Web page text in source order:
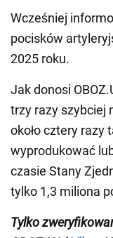
Wcześniej
pocisków
2025 roku.
Jak donosi
trzy razy szybciej
około cztery razy
wyprodukować
czasie Stany
tylko 1,3 miliona
Tylko